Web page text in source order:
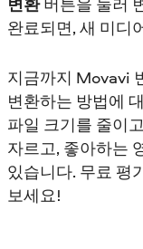
완료되면, 새 미디
지금까지 Movavi
변환하는 방법에
파일 크기를 줄이
자르고, 좋아하는
있습니다. 무료 평
보세요!